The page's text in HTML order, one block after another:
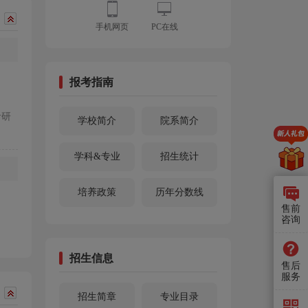
手机网页 PC在线
报考指南
学校简介 院系简介
学科&专业 招生统计
培养政策 历年分数线
招生信息
招生简章 专业目录
售前
咨询
售后
服务